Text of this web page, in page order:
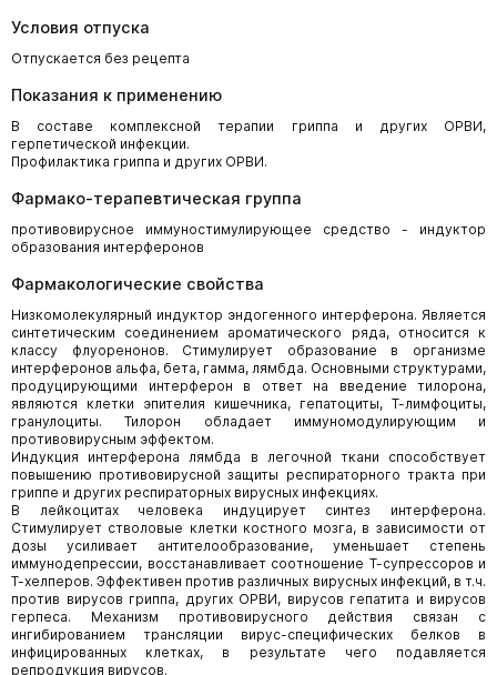
Условия отпуска
Отпускается без рецепта
Показания к применению
В составе комплексной терапии гриппа и других ОРВИ,
герпетической инфекции.
Профилактика гриппа и других ОРВИ.
Фармако-терапевтическая группа
противовирусное иммуностимулирующее средство - индуктор
образования интерферонов
Фармакологические свойства
Низкомолекулярный индуктор эндогенного интерферона. Является
синтетическим соединением ароматического ряда, относится к
классу флуоренонов. Стимулирует образование в организме
интерферонов альфа, бета, гамма, лямбда. Основными структурами,
продуцирующими интерферон в ответ на введение тилорона,
являются клетки эпителия кишечника, гепатоциты, Т-лимфоциты,
гранулоциты. Тилорон обладает иммуномодулирующим и
противовирусным эффектом.
Индукция интерферона лямбда в легочной ткани способствует
повышению противовирусной защиты респираторного тракта при
гриппе и других респираторных вирусных инфекциях.
В лейкоцитах человека индуцирует синтез интерферона.
Стимулирует стволовые клетки костного мозга, в зависимости от
дозы усиливает антителообразование, уменьшает степень
иммунодепрессии, восстанавливает соотношение Т-супрессоров и
Т-хелперов. Эффективен против различных вирусных инфекций, в т.ч.
против вирусов гриппа, других ОРВИ, вирусов гепатита и вирусов
герпеса. Механизм противовирусного действия связан с
ингибированием трансляции вирус-специфических белков в
инфицированных клетках, в результате чего подавляется
репродукция вирусов.